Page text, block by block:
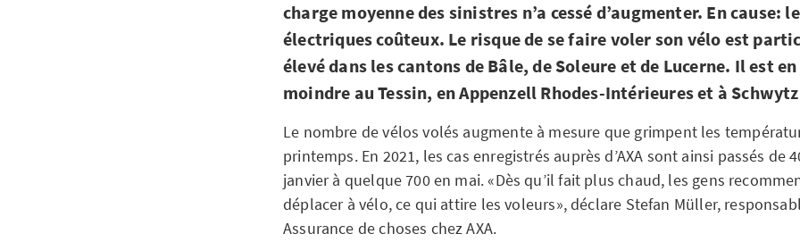
charge moyenne des sinistres n’a cessé d’augmenter. En cause:
électriques coûteux. Le risque de se faire voler son vélo est
élevé dans les cantons de Bâle, de Soleure et de Lucerne. Il est
moindre au Tessin, en Appenzell Rhodes-Intérieures et à
Le nombre de vélos volés augmente à mesure que grimpent les
printemps. En 2021, les cas enregistrés auprès d’AXA sont ainsi passés de
janvier à quelque 700 en mai. «Dès qu’il fait plus chaud, les gens
déplacer à vélo, ce qui attire les voleurs», déclare Stefan Müller,
Assurance de choses chez AXA.